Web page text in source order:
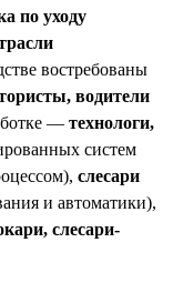
по уходу
востребованы
водители
— технологи,
систем
слесари
и автоматики),
слесари-